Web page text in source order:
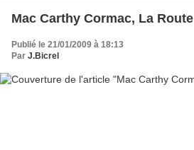
Mac Carthy Cormac, La Route
Publié le 21/01/2009 à 18:13
Par J.Bicrel